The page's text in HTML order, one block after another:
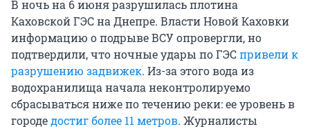
В ночь на 6 июня разрушилась плотина
Каховской ГЭС на Днепре. Власти Новой Каховки
информацию о подрыве ВСУ опровергли, но
подтвердили, что ночные удары по ГЭСпривели к
разрушению задвижек. Из-за этого вода из
водохранилища начала неконтролируемо
сбрасываться ниже по течению реки: ее уровень в
городедостиг более 11 метров. Журналисты